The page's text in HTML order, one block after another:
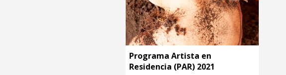
Programa Artista en
Residencia (PAR) 2021